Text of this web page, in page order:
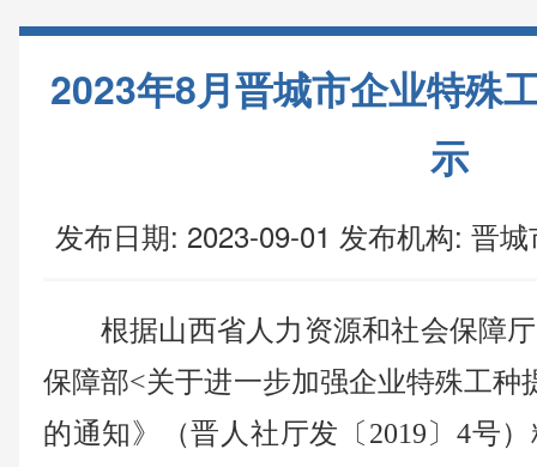
2023年8月晋城市企业特殊
示
发布日期: 2023-09-01 发布机构: 晋
根据山西省人力资源和社会保障
保障部<关于进一步加强企业特殊工种
的通知》（晋人社厅发〔2019〕4号